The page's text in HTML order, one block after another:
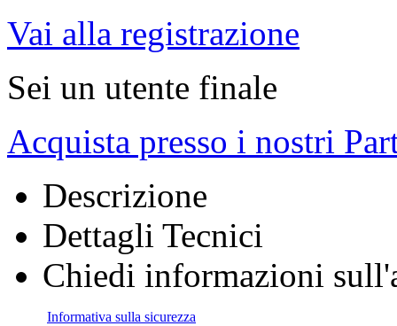
Vai alla registrazione
Sei un utente finale
Acquista presso i nostri
Descrizione
Dettagli Tecnici
Chiedi informazioni
Informativa sulla sicurezza